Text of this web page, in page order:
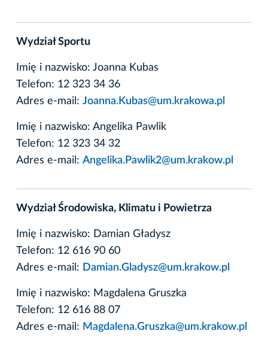
Wydział Sportu
Imię i nazwisko: Joanna Kubas
Telefon: 12 323 34 36
Adres e-mail: Joanna.Kubas@um.krakowa.pl
Imię i nazwisko: Angelika Pawlik
Telefon: 12 323 34 32
Adres e-mail: Angelika.Pawlik2@um.krakow.pl
Wydział Środowiska, Klimatu i Powietrza
Imię i nazwisko: Damian Gładysz
Telefon: 12 616 90 60
Adres e-mail: Damian.Gladysz@um.krakow.pl
Imię i nazwisko: Magdalena Gruszka
Telefon: 12 616 88 07
Adres e-mail: Magdalena.Gruszka@um.krakow.pl